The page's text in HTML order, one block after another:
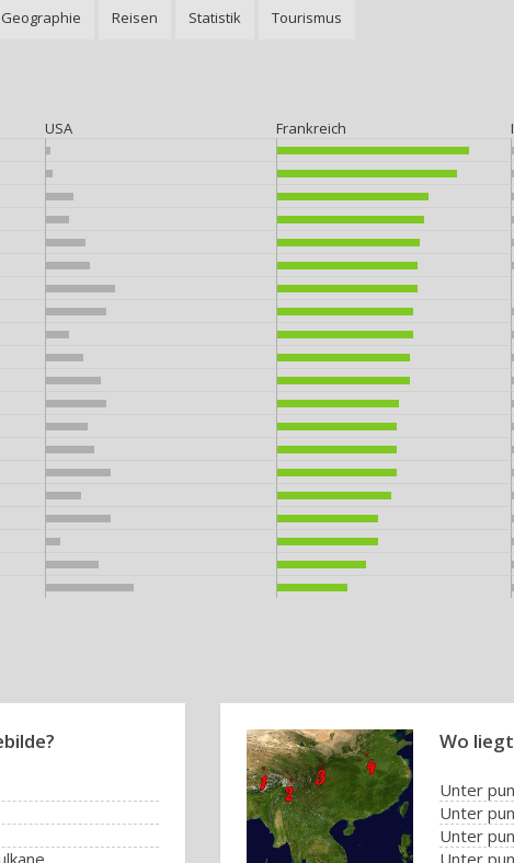
Geographie Reisen Statistik Tourismus
USA Frankreich
Wo
Unter
Unter
Unter
Unter